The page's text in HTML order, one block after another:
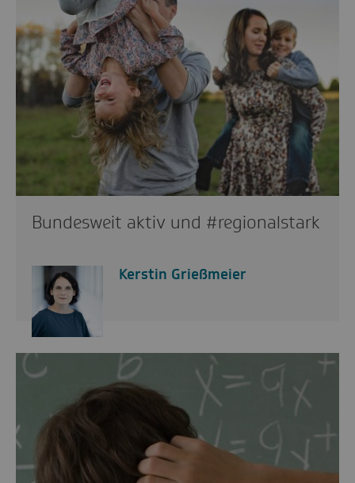
Bundesweit aktiv und #regionalstark
Kerstin Grießmeier